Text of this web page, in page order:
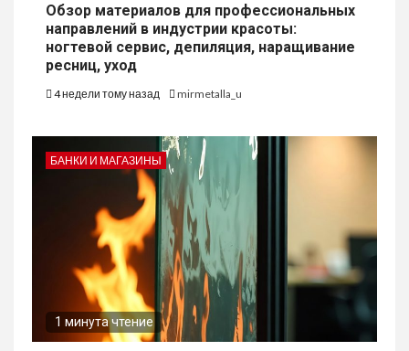
Обзор материалов для профессиональных
направлений в индустрии красоты:
ногтевой сервис, депиляция, наращивание
ресниц, уход
4 недели тому назад mirmetalla_u
БАНКИ И МАГАЗИНЫ
1 минута чтение